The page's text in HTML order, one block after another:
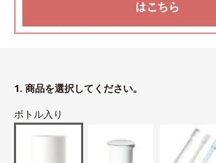
1. 商品を選択してください。
ボトル入り